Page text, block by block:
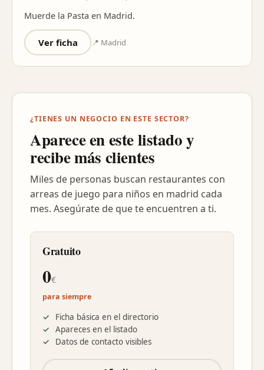
Muerde la Pasta en Madrid.
Ver ficha 📍 Madrid
¿TIENES UN NEGOCIO EN ESTE SECTOR?
Aparece en este listado y
recibe más clientes
Miles de personas buscan restaurantes con
arreas de juego para niños en madrid cada
mes. Asegúrate de que te encuentren a ti.
Gratuito
0€
para siempre
Ficha básica en el directorio
Apareces en el listado
Datos de contacto visibles